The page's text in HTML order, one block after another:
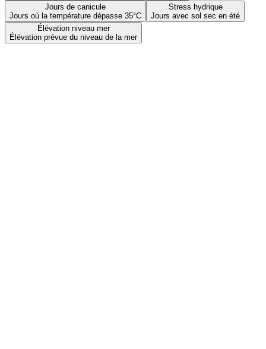
Jours de canicule
Jours où la température dépasse 35°C
Stress hydrique
Jours avec sol sec en été
Élévation niveau mer
Élévation prévue du niveau de la mer